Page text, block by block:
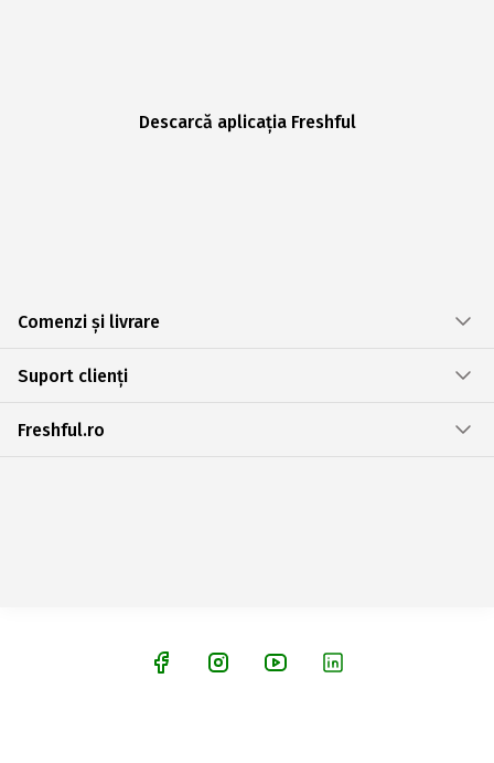
Descarcă aplicația Freshful
Comenzi și livrare
Suport clienți
Freshful.ro